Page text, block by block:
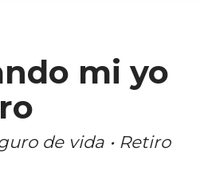
mi yo
de vida • Retiro